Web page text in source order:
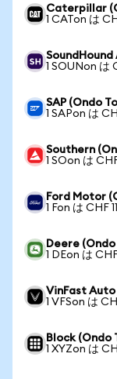
Caterpillar
1 CATon は
SoundHound
1 SOUNon は
SAP (Ondo
1 SAPon は
Southern
1 SOon は
Ford Motor
1 Fon は CHF
Deere (Ondo
1 DEon は
VinFast Auto
1 VFSon は
Block (Ondo
1 XYZon は